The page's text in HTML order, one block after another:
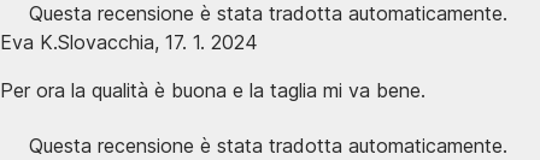
Questa recensione è stata tradotta automaticamente.
Eva K.Slovacchia, 17. 1. 2024
Per ora la qualità è buona e la taglia mi va bene.
Questa recensione è stata tradotta automaticamente.